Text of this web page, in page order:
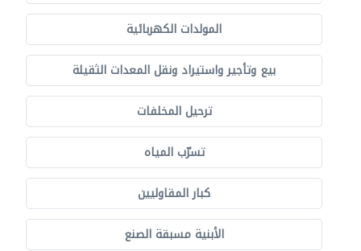
المولدات الكهربائية
بيع وتأجير واستيراد ونقل المعدات الثقيلة
ترحيل المخلفات
تسرّب المياه
كبار المقاوليين
الأبنية مسبقة الصنع